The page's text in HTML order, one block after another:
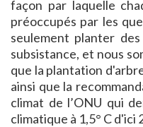
façon par laquelle
préoccupés par les
seulement planter
subsistance, et nous
que la plantation
ainsi que la
climat de l’ONU qui
climatique à 1,5° C d'ici